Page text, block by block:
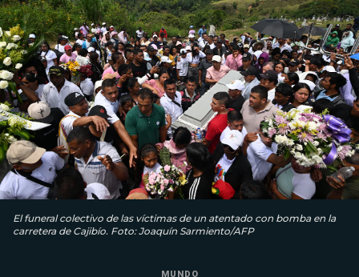
El funeral colectivo de las víctimas de un atentado con bomba en la
carretera de Cajibío. Foto: Joaquín Sarmiento/AFP
MUNDO